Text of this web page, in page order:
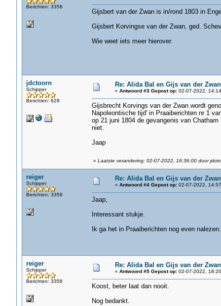
Berichten: 3358
Gijsbert van der Zwan is in/rond 1803 in
Gijsbert Korvingse van der Zwan, ged.
Wie weet iets meer hierover.
jdctoorn
Schipper
Berichten: 629
Re: Alida Bal en Gijs van der Zwan
« Antwoord #3 Gepost op:02-07-2022,
Gijsbrecht Korvings van der Zwan wordt
Napoleontische tijd' in Praaiberichten nr 1
op 21 juni 1804 de gevangenis van
niet.
Jaap
« Laatste verandering: 02-07-2022, 16:36:00 door
reiger
Schipper
Berichten: 3358
Re: Alida Bal en Gijs van der Zwan
« Antwoord #4 Gepost op:02-07-2022,
Jaap,
Interessant stukje.
Ik ga het in Praaiberichten nog even nalezen.
reiger
Schipper
Berichten: 3358
Re: Alida Bal en Gijs van der Zwan
« Antwoord #5 Gepost op:02-07-2022,
Koost, beter laat dan nooit.
Nog bedankt.